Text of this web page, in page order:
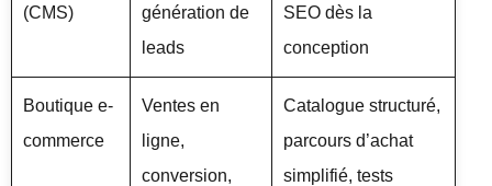
(CMS)
génération de
leads
SEO dès la
conception
Boutique e-
commerce
Ventes en
ligne,
conversion,
Catalogue structuré,
parcours d’achat
simplifié, tests